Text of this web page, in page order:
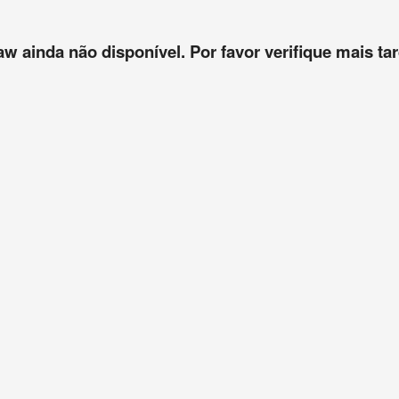
ainda não disponível. Por favor verifique mais